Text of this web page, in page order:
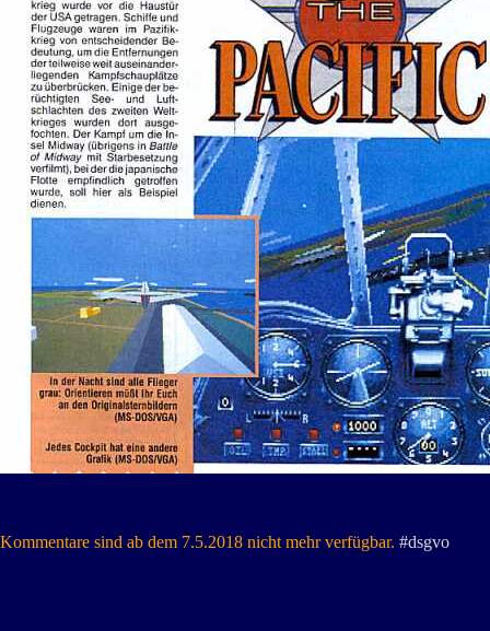
Kommentare sind ab dem 7.5.2018 nicht mehr verfügbar. #dsgvo